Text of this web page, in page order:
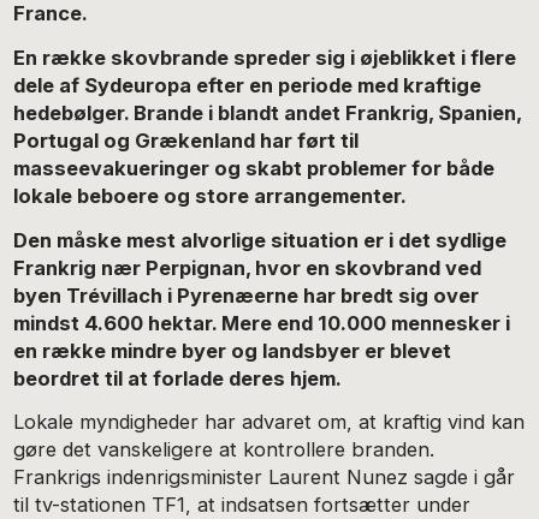
France.
En række skovbrande spreder sig i øjeblikket i flere
dele af Sydeuropa efter en periode med kraftige
hedebølger. Brande i blandt andet Frankrig, Spanien,
Portugal og Grækenland har ført til
masseevakueringer og skabt problemer for både
lokale beboere og store arrangementer.
Den måske mest alvorlige situation er i det sydlige
Frankrig nær Perpignan, hvor en skovbrand ved
byen Trévillach i Pyrenæerne har bredt sig over
mindst 4.600 hektar. Mere end 10.000 mennesker i
en række mindre byer og landsbyer er blevet
beordret til at forlade deres hjem.
Lokale myndigheder har advaret om, at kraftig vind kan
gøre det vanskeligere at kontrollere branden.
Frankrigs indenrigsminister Laurent Nunez sagde i går
til tv-stationen TF1, at indsatsen fortsætter under